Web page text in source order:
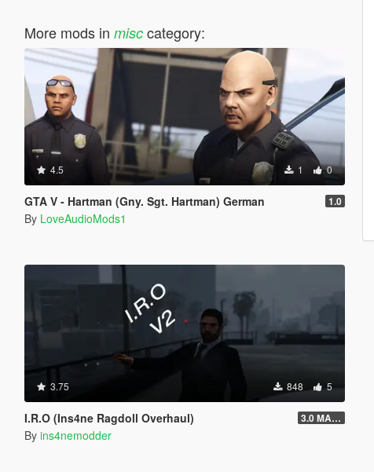
More mods in misccategory:
4.5 1 0
GTA V - Hartman (Gny. Sgt. Hartman) German 1.0
By LoveAudioMods1
3.75 848 5
I.R.O (Ins4ne Ragdoll Overhaul) 3.0 MASSIVE OVERHAUL
By ins4nemodder